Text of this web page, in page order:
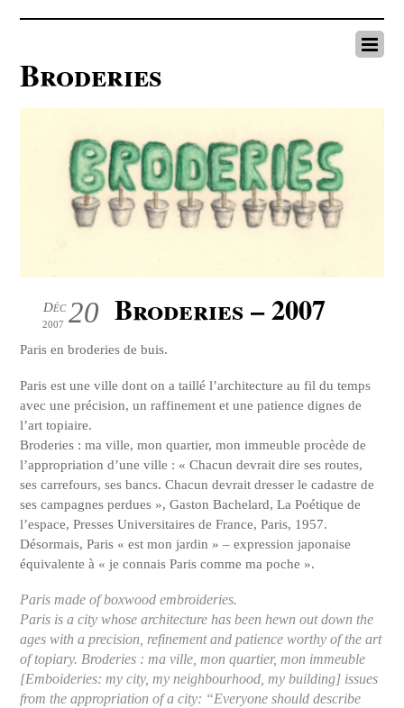
Broderies
20
Déc
2007 Broderies – 2007
Paris en broderies de buis.
Paris est une ville dont on a taillé l’architecture au fil du temps
avec une précision, un raffinement et une patience dignes de
l’art topiaire.
Broderies : ma ville, mon quartier, mon immeuble procède de
l’appropriation d’une ville : « Chacun devrait dire ses routes,
ses carrefours, ses bancs. Chacun devrait dresser le cadastre de
ses campagnes perdues », Gaston Bachelard, La Poétique de
l’espace, Presses Universitaires de France, Paris, 1957.
Désormais, Paris « est mon jardin » – expression japonaise
équivalente à « je connais Paris comme ma poche ».
Paris made of boxwood embroideries.
Paris is a city whose architecture has been hewn out down the
ages with a precision, refinement and patience worthy of the art
of topiary. Broderies : ma ville, mon quartier, mon immeuble
[Emboideries: my city, my neighbourhood, my building] issues
from the appropriation of a city: “Everyone should describe